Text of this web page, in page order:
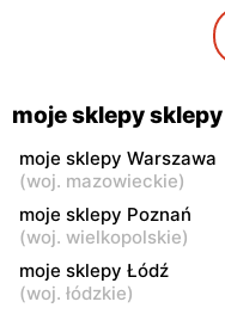
Iwaniska, ul.
Gorzyce, ul. Szkolna 44
moje sklepy
Jadachy, ul. Jadachy 111
moje sklepy
Kazimierza Wielka, ul.
Kolejowa 15
moje sklepy
moje sklepy Warszawa
(woj. mazowieckie)
moje sklepy Poznań
(woj. wielkopolskie)
moje sklepy Łódź
(woj. łódzkie)